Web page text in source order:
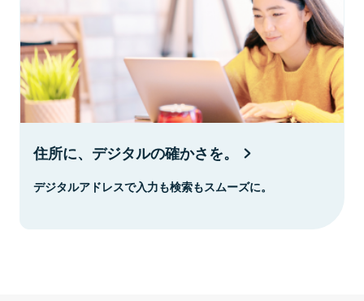
住所に、デジタルの確かさを。
デジタルアドレスで入力も検索もスムーズに。